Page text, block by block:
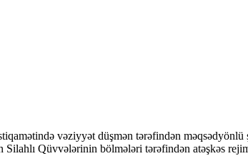
vəziyyət düşmən tərəfindən
Qüvvələrinin bölmələri tərəfindən atəşkəs